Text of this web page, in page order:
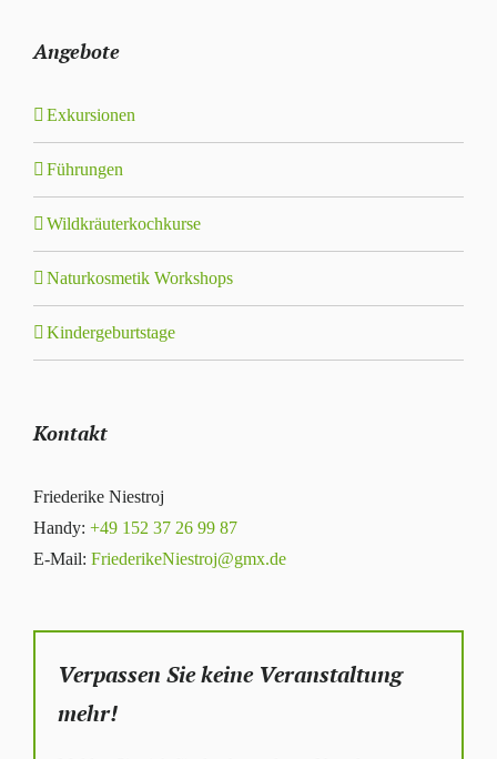
Angebote
Exkursionen
Führungen
Wildkräuterkochkurse
Naturkosmetik Workshops
Kindergeburtstage
Kontakt
Friederike Niestroj
Handy: +49 152 37 26 99 87
E-Mail: FriederikeNiestroj@gmx.de
Verpassen Sie keine Veranstaltung
mehr!